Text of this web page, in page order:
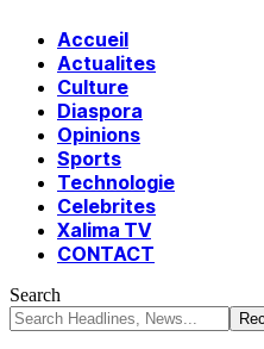
Accueil
Actualites
Culture
Diaspora
Opinions
Sports
Technologie
Celebrites
Xalima TV
CONTACT
Search